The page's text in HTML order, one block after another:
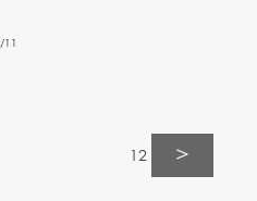
/11
12 ＞